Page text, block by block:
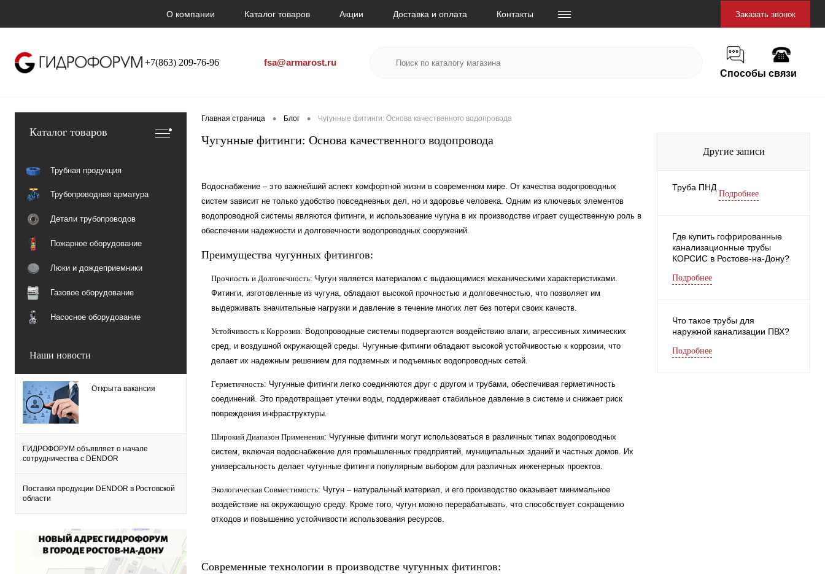
О компании Каталог товаров Акции Доставка и оплата Контакты Заказать звонок
+7(863) 209-76-96
fsa@armarost.ru
Способы связи
Каталог товаров
Трубная продукция
Трубопроводная арматура
Детали трубопроводов
Пожарное оборудование
Люки и дождеприемники
Газовое оборудование
Насосное оборудование
Наши новости
Открыта вакансия
ГИДРОФОРУМ объявляет о начале
сотрудничества с DENDOR
Поставки продукции DENDOR в Ростовской
области
Главная страница • Блог • Чугунные фитинги: Основа качественного водопровода
Чугунные фитинги: Основа качественного водопровода
Водоснабжение – это важнейший аспект комфортной жизни в современном мире. От качества водопроводных
систем зависит не только удобство повседневных дел, но и здоровье человека. Одним из ключевых элементов
водопроводной системы являются фитинги, и использование чугуна в их производстве играет существенную роль в
обеспечении надежности и долговечности водопроводных сооружений.
Преимущества чугунных фитингов:
Прочность и Долговечность: Чугун является материалом с выдающимися механическими характеристиками.
Фитинги, изготовленные из чугуна, обладают высокой прочностью и долговечностью, что позволяет им
выдерживать значительные нагрузки и давление в течение многих лет без потери своих качеств.
Устойчивость к Коррозии: Водопроводные системы подвергаются воздействию влаги, агрессивных химических
сред, и воздушной окружающей среды. Чугунные фитинги обладают высокой устойчивостью к коррозии, что
делает их надежным решением для подземных и подъемных водопроводных сетей.
Герметичность: Чугунные фитинги легко соединяются друг с другом и трубами, обеспечивая герметичность
соединений. Это предотвращает утечки воды, поддерживает стабильное давление в системе и снижает риск
повреждения инфраструктуры.
Широкий Диапазон Применения: Чугунные фитинги могут использоваться в различных типах водопроводных
систем, включая водоснабжение для промышленных предприятий, муниципальных зданий и частных домов. Их
универсальность делает чугунные фитинги популярным выбором для различных инженерных проектов.
Экологическая Совместимость: Чугун – натуральный материал, и его производство оказывает минимальное
воздействие на окружающую среду. Кроме того, чугун можно перерабатывать, что способствует сокращению
отходов и повышению устойчивости использования ресурсов.
Современные технологии в производстве чугунных фитингов:
Другие записи
Труба ПНД
Подробнее
Где купить гофрированные
канализационные трубы
КОРСИС в Ростове-на-Дону?
Подробнее
Что такое трубы для
наружной канализации ПВХ?
Подробнее